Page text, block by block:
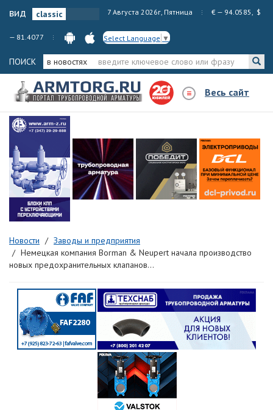
вид 7 Августа 2026г, Пятница € — 94.0585, $
— 81.4077 Select Language ▼
ПОИСК в новостях
Весь сайт
Новости
Заводы и предприятия
Немецкая компания Borman & Neupert начала производство
новых предохранительных клапанов...